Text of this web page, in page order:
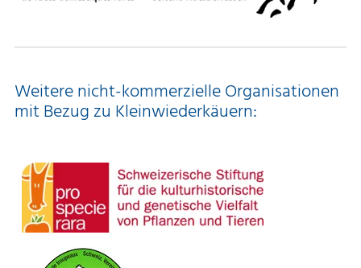
Weitere nicht-kommerzielle Organisationen
mit Bezug zu Kleinwiederkäuern: